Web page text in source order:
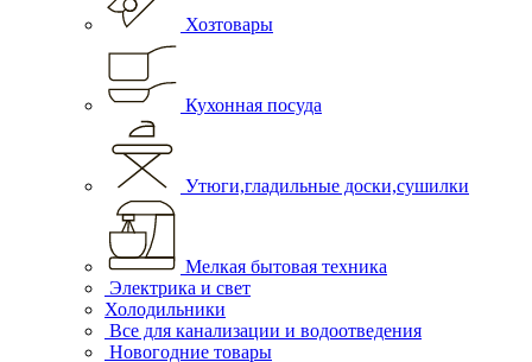
Хозтовары
Кухонная посуда
Утюги,гладильные доски,сушилки
Мелкая бытовая техника
Электрика и свет
Холодильники
Все для канализации и водоотведения
Новогодние товары